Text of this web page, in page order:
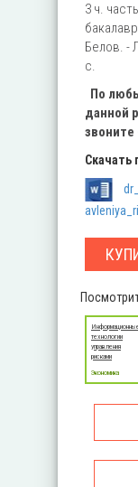
3 ч.
Белов. -
c.
По
данной
звоните
Скачать
Информационные
технологии
управления
рисками
Экономика